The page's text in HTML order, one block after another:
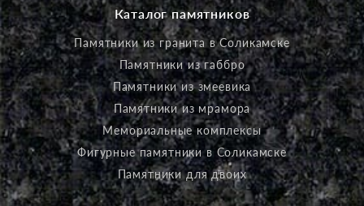
Каталог памятников
Памятники из гранита в Соликамске
Памятники из габбро
Памятники из змеевика
Памятники из мрамора
Мемориальные комплексы
Фигурные памятники в Соликамске
Памятники для двоих